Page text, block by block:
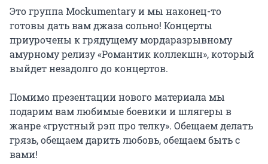
Это группа Mockumentary и мы наконец-то
готовы дать вам джаза сольно! Концерты
приурочены к грядущему мордаразрывному
амурному релизу «Романтик коллекшн», который
выйдет незадолго до концертов.
Помимо презентации нового материала мы
подарим вам любимые боевики и шлягеры в
жанре «грустный рэп про телку». Обещаем делать
грязь, обещаем дарить любовь, обещаем быть с
вами!